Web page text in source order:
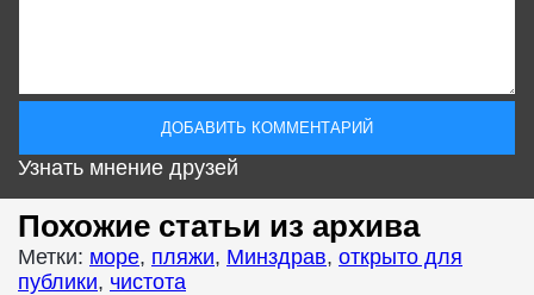
Узнать мнение друзей
Похожие статьи из архива
Метки: море, пляжи, Минздрав, открыто для
публики, чистота